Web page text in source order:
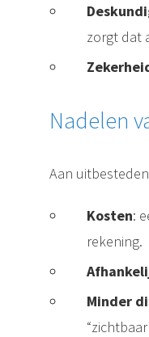
zorgt dat
Nadelen
Aan
Kosten:
rekening.
Minder